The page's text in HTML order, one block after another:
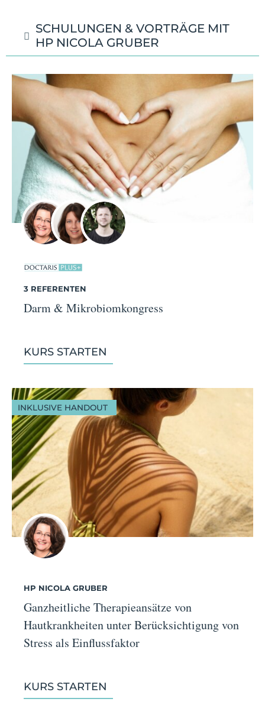
SCHULUNGEN & VORTRÄGE MIT
HP NICOLA GRUBER
3 REFERENTEN
Darm & Mikrobiomkongress
KURS STARTEN
INKLUSIVE HANDOUT
HP NICOLA GRUBER
Ganzheitliche Therapieansätze von
Hautkrankheiten unter Berücksichtigung von
Stress als Einflussfaktor
KURS STARTEN